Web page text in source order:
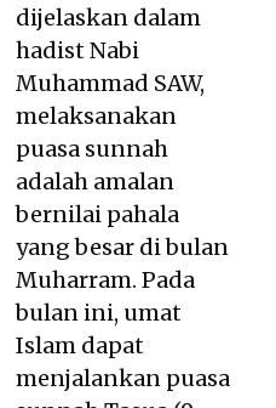
dijelaskan dalam
hadist Nabi
Muhammad SAW,
melaksanakan
puasa sunnah
adalah amalan
bernilai pahala
yang besar di bulan
Muharram. Pada
bulan ini, umat
Islam dapat
menjalankan puasa